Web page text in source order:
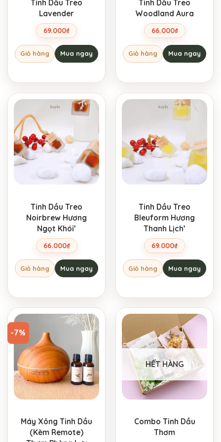
Tinh Dầu Treo
Lavender
69.000₫
Giỏ hàng Mua ngay
Tinh Dầu Treo
Woodland Aura
66.000₫
Giỏ hàng Mua ngay
Tinh Dầu Treo
Noirbrew Hương
Ngọt Khói’
66.000₫
Giỏ hàng Mua ngay
Tinh Dầu Treo
Bleuform Hương
Thanh Lịch’
69.000₫
Giỏ hàng Mua ngay
-7%
Máy Xông Tinh Dầu
(Kèm Remote)
HẾT HÀNG
Combo Tinh Dầu
Thơm